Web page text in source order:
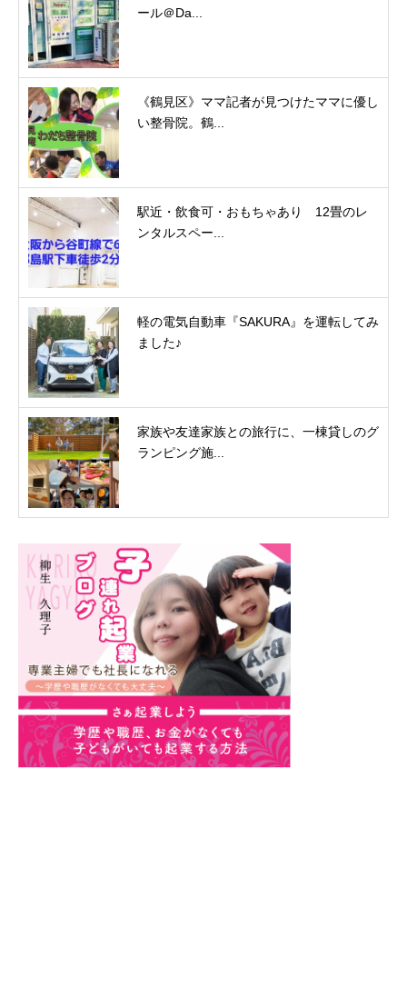
ール＠Da...
《鶴見区》ママ記者が見つけたママに優し
い整骨院。鶴...
駅近・飲食可・おもちゃあり 12畳のレ
ンタルスペー...
軽の電気自動車『SAKURA』を運転してみ
ました♪
家族や友達家族との旅行に、一棟貸しのグ
ランピング施...